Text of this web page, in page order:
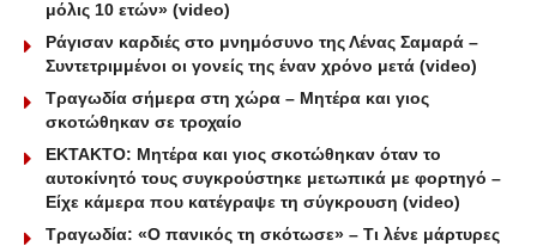
μόλις 10 ετών» (video)
Ράγισαν καρδιές στο μνημόσυνο της Λένας Σαμαρά –
Συντετριμμένοι οι γονείς της έναν χρόνο μετά (video)
Τραγωδία σήμερα στη χώρα – Μητέρα και γιος
σκοτώθηκαν σε τροχαίο
ΕΚΤΑΚΤΟ: Μητέρα και γιος σκοτώθηκαν όταν το
αυτοκίνητό τους συγκρούστηκε μετωπικά με φορτηγό –
Είχε κάμερα που κατέγραψε τη σύγκρουση (video)
Τραγωδία: «Ο πανικός τη σκότωσε» – Τι λένε μάρτυρες